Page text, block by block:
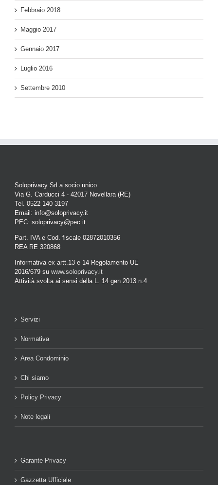
Febbraio 2018
Maggio 2017
Gennaio 2017
Luglio 2016
Settembre 2010
Soloprivacy Srl a socio unico
Via G. Carducci 4 - 42017 Novellara (RE)
Tel. 0522 140 3197
Email: info@soloprivacy.it
PEC: soloprivacy@pec.it
Part. IVA e Cod. fiscale 02872010356
REA RE 320868
Informativa ex artt.13 e 14 Regolamento UE
2016/679 su www.soloprivacy.it
Attività svolta ai sensi della L. 14 gen 2013 n.4
Servizi
Normativa
Area Condominio
Chi siamo
Policy Privacy
Note legali
Garante Privacy
Gazzetta Ufficiale